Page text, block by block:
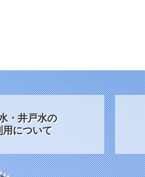
・井戸水の
用について